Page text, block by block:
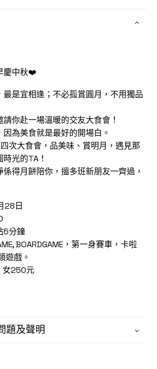
慶中秋❤️
最是宜相逢；不必孤賞圓月，不用獨品
你赴一場溫暖的交友大食會！
為美食就是最好的開場白。
次大食會，品美味、賞明月，遇見那
光的TA！
得月餅陪你，搵多班新朋友一齊過，
28日
5分鐘
BOARDGAME，第一身賽車，卡啦
遊戲。
女250元
題及聲明